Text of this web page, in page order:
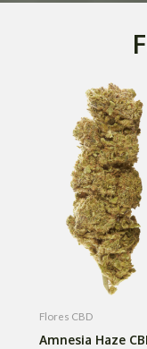
Flores CBD
Amnesia Haze